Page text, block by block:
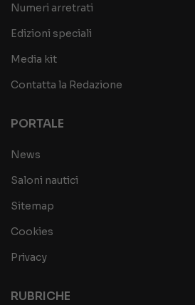
Numeri arretrati
Edizioni speciali
Media kit
Contatta la Redazione
PORTALE
News
Saloni nautici
Sitemap
Cookies
Privacy
RUBRICHE